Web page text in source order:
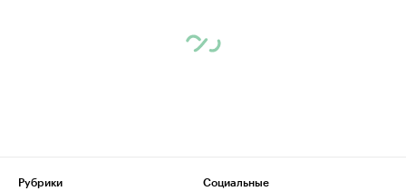
Рубрики
Социальные